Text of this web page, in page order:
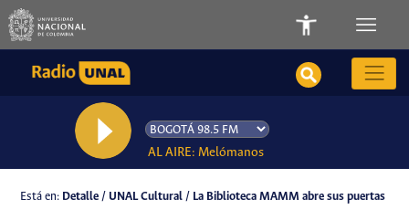
AL AIRE: Melómanos
Está en: Detalle / UNAL Cultural / La Biblioteca MAMM abre sus puertas